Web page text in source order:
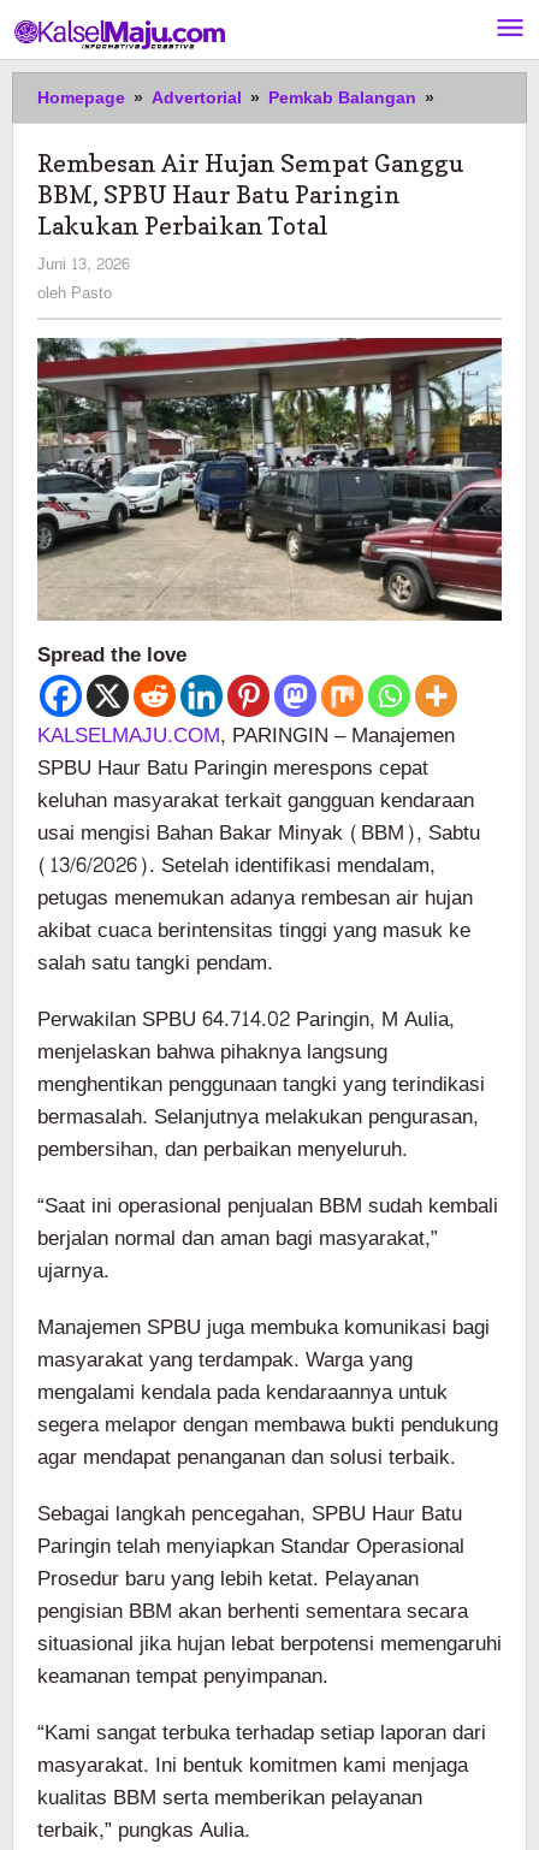
ke
konten
Homepage » Advertorial » Pemkab Balangan »
Air
Sempat
Paringin
Lakukan
Perbaikan
Total
Rembesan Air Hujan Sempat Ganggu
BBM, SPBU Haur Batu Paringin
Lakukan Perbaikan Total
Juni 13, 2026
oleh Pasto
Spread the love
KALSELMAJU.COM, PARINGIN – Manajemen
SPBU Haur Batu Paringin merespons cepat
keluhan masyarakat terkait gangguan kendaraan
usai mengisi Bahan Bakar Minyak (BBM), Sabtu
(13/6/2026). Setelah identifikasi mendalam,
petugas menemukan adanya rembesan air hujan
akibat cuaca berintensitas tinggi yang masuk ke
salah satu tangki pendam.
Perwakilan SPBU 64.714.02 Paringin, M Aulia,
menjelaskan bahwa pihaknya langsung
menghentikan penggunaan tangki yang terindikasi
bermasalah. Selanjutnya melakukan pengurasan,
pembersihan, dan perbaikan menyeluruh.
“Saat ini operasional penjualan BBM sudah kembali
berjalan normal dan aman bagi masyarakat,”
ujarnya.
Manajemen SPBU juga membuka komunikasi bagi
masyarakat yang terdampak. Warga yang
mengalami kendala pada kendaraannya untuk
segera melapor dengan membawa bukti pendukung
agar mendapat penanganan dan solusi terbaik.
Sebagai langkah pencegahan, SPBU Haur Batu
Paringin telah menyiapkan Standar Operasional
Prosedur baru yang lebih ketat. Pelayanan
pengisian BBM akan berhenti sementara secara
situasional jika hujan lebat berpotensi memengaruhi
keamanan tempat penyimpanan.
“Kami sangat terbuka terhadap setiap laporan dari
masyarakat. Ini bentuk komitmen kami menjaga
kualitas BBM serta memberikan pelayanan
terbaik,” pungkas Aulia.